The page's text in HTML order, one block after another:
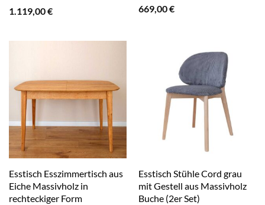
1.119,00€
669,00€
Esstisch Esszimmertisch aus
Eiche Massivholz in
rechteckiger Form
Esstisch Stühle Cord grau
mit Gestell aus Massivholz
Buche (2er Set)